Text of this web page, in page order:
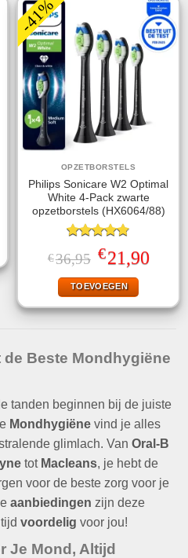
-41%
OPZETBORSTELS
Philips Sonicare W2 Optimal
White 4-Pack zwarte
opzetborstels (HX6064/88)
Gewaardeerd
4.75uit 5
€36,95 Oorspronkelijke
prijs
was:
€36,95.
€21,90Huidige
prijs
TOEVOEGEN
Beste Mondhygiëne
tanden beginnen bij de juiste
Mondhygiëne vind je alles
glimlach. Van Oral-B
tot Macleans, je hebt de
voor de beste zorg voor je
aanbiedingen zijn deze
voordelig voor jou!
Je Mond, Altijd